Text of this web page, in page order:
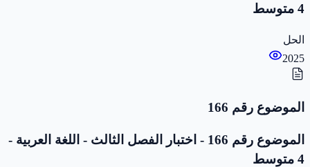
4 متوسط
الحل
2025
الموضوع رقم 166
الموضوع رقم 166 - اختبار الفصل الثالث - اللغة العربية -
4 متوسط